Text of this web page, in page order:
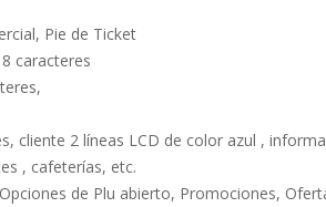
Pie de Ticket
caracteres
cliente 2 líneas LCD de color azul ,
, cafeterías, etc.
de Plu abierto, Promociones,